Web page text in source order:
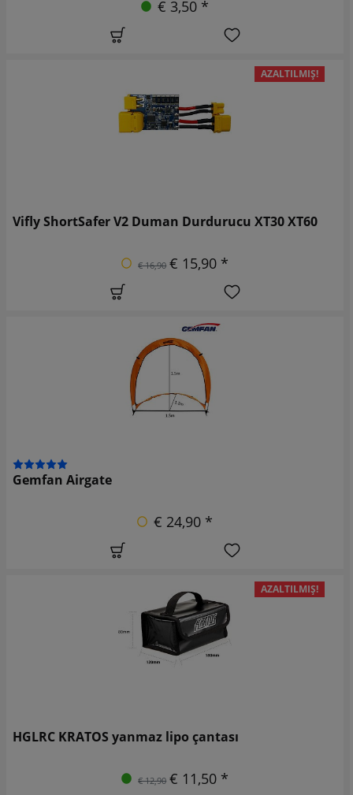
€ 3,50 *
AZALTILMIŞ!
Vifly ShortSafer V2 Duman Durdurucu XT30 XT60
€ 16,90 € 15,90 *
Gemfan Airgate
€ 24,90 *
AZALTILMIŞ!
HGLRC KRATOS yanmaz lipo çantası
€ 12,90 € 11,50 *